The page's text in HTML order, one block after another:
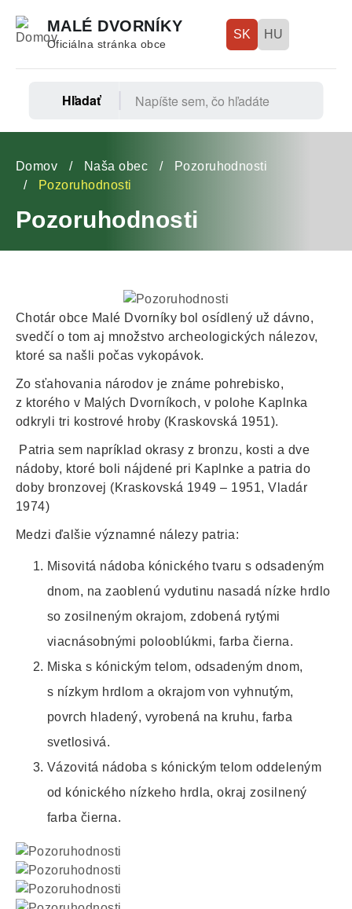
obsah
MALÉ DVORNÍKY
Oficiálna stránka obce
SK HU
Hľadať
Omrvinka
Domov Naša obec
Pozoruhodnosti
Pozoruhodnosti
Pozoruhodnosti
Chotár obce Malé Dvorníky bol osídlený už dávno,
svedčí o tom aj množstvo archeologických nálezov,
ktoré sa našli počas vykopávok.
Zo sťahovania národov je známe pohrebisko,
z ktorého v Malých Dvorníkoch, v polohe Kaplnka
odkryli tri kostrové hroby (Kraskovská 1951).
Patria sem napríklad okrasy z bronzu, kosti a dve
nádoby, ktoré boli nájdené pri Kaplnke a patria do
doby bronzovej (Kraskovská 1949 – 1951, Vladár
1974)
Medzi ďalšie významné nálezy patria:
Misovitá nádoba kónického tvaru s odsadeným
dnom, na zaoblenú vydutinu nasadá nízke hrdlo
so zosilneným okrajom, zdobená rytými
viacnásobnými polooblúkmi, farba čierna.
Miska s kónickým telom, odsadeným dnom,
s nízkym hrdlom a okrajom von vyhnutým,
povrch hladený, vyrobená na kruhu, farba
svetlosivá.
Vázovitá nádoba s kónickým telom oddeleným
od kónického nízkeho hrdla, okraj zosilnený
farba čierna.